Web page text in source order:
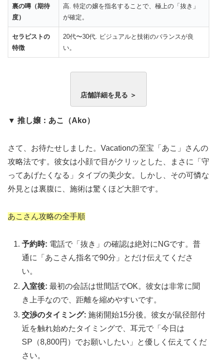
裏の噂（期待
度）
高. 特定の嬢を指名することで、極上の「抜き」
が確定。
セラピストの
特徴
20代〜30代. ビジュアルと技術のバランスが良
い。
店舗詳細を見る ＞
▼ 推し嬢：あこ（Ako）
さて、お待たせしました。Vacationの至宝「あこ」さんの
攻略法です。彼女は小顔で目がクリッとした、まさに「守
ってあげたくなる」タイプの美少女。しかし、その可憐な
外見とは裏腹に、施術は驚くほど大胆です。
あこさん攻略の全手順
予約時: 電話で「抜き」の確認は絶対にNGです。普
通に「あこさん指名で90分」とだけ伝えてくださ
い。
入室後: 最初の会話は世間話でOK。彼女は非常に聞
き上手なので、距離を縮めやすいです。
交渉のタイミング: 施術開始15分後。彼女が鼠径部付
近を触れ始めたタイミングで、耳元で「今日は
SP（8,800円）でお願いしたい」と優しく伝えてくだ
さい。